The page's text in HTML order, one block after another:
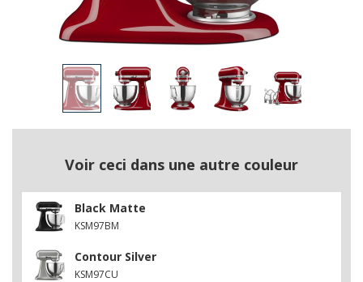
Voir ceci dans une autre couleur
Black Matte
KSM97BM
Contour Silver
KSM97CU